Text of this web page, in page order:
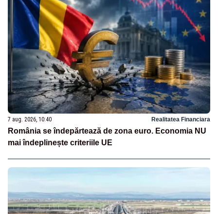
7 aug. 2026, 10:40 Realitatea Financiara
România se îndepărtează de zona euro. Economia NU
mai îndeplinește criteriile UE